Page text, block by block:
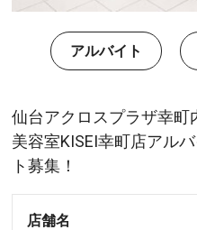
アルバイト
仙台アクロスプラザ幸町
美容室KISEI幸町店アル
ト募集！
店舗名